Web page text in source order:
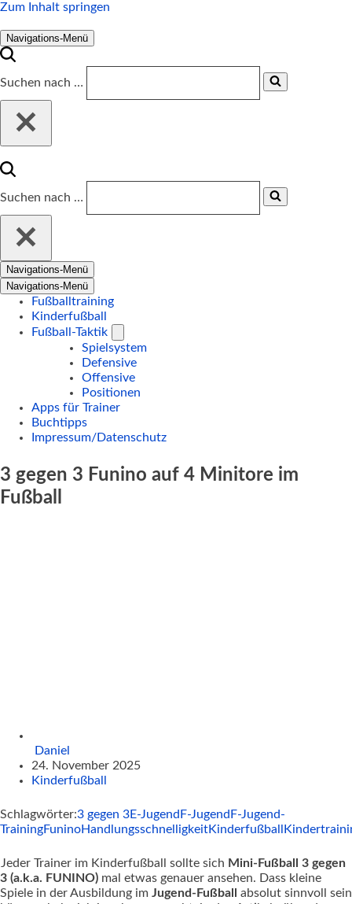
Zum Inhalt springen
Navigations-Menü
Suchen nach …
Suchen nach …
Navigations-Menü
Navigations-Menü
Fußballtraining
Kinderfußball
Fußball-Taktik
Spielsystem
Defensive
Offensive
Positionen
Apps für Trainer
Buchtipps
Impressum/Datenschutz
3 gegen 3 Funino auf 4 Minitore im
Fußball
Daniel
24. November 2025
Kinderfußball
Schlagwörter:3 gegen 3E-Jugend F-Jugend F-Jugend-
TrainingFuninoHandlungsschnelligkeitKinderfußball
Jeder Trainer im Kinderfußball sollte sich Mini-Fußball 3 gegen
3 (a.k.a. FUNINO) mal etwas genauer ansehen. Dass kleine
Spiele in der Ausbildung im Jugend-Fußball
absolut sinnvoll sein